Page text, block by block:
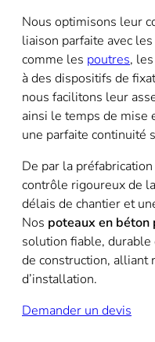
Nous optimisons leur
liaison parfaite avec
comme les poutres,
à des dispositifs de
nous facilitons leur
ainsi le temps de
une parfaite continuité
De par la
contrôle rigoureux de
délais de chantier et
Nos poteaux en béton
solution fiable,
de construction, alliant
d’installation.
Demander un devis